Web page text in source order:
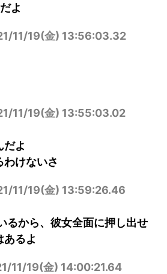
よ
11/19(金) 13:56:03.32
11/19(金) 13:55:03.02
だよ
けないさ
11/19(金) 13:59:26.46
るから、彼女全面に押し出せ
あるよ
11/19(金) 14:00:21.64